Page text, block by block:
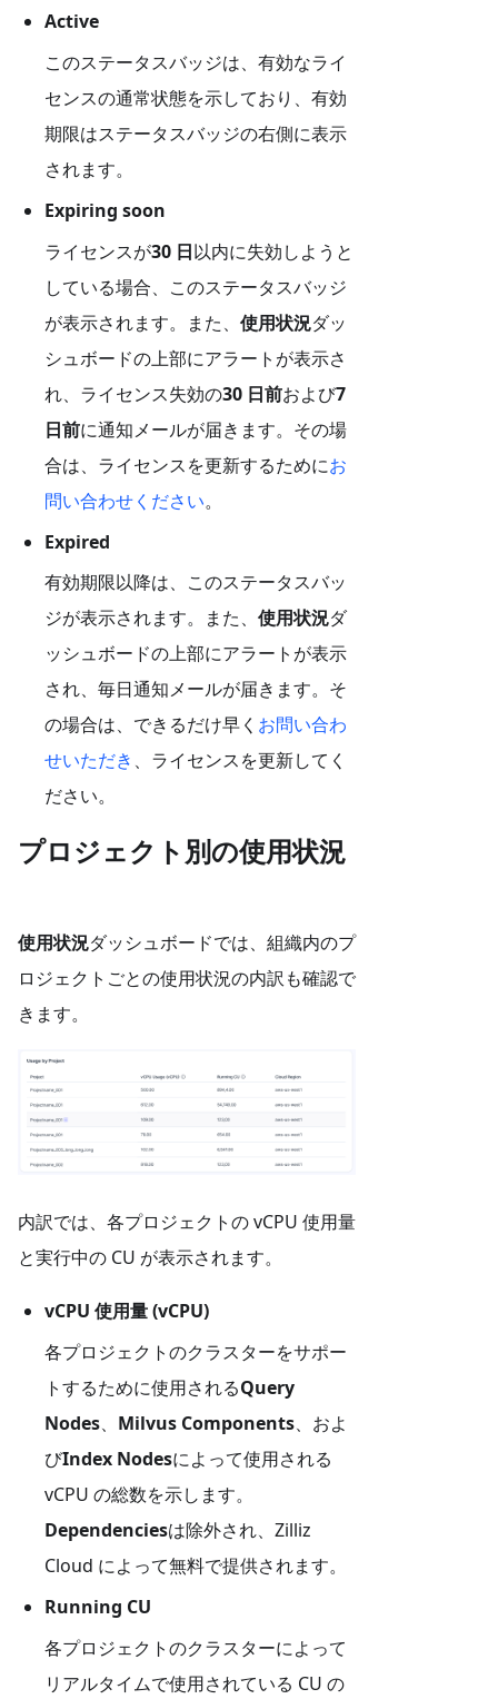
Active
このステータスバッジは、有効なライ
センスの通常状態を示しており、有効
期限はステータスバッジの右側に表示
されます。
Expiring soon
ライセンスが30 日以内に失効しようと
している場合、このステータスバッジ
が表示されます。また、 使用状況ダッ
シュボードの上部にアラートが表示さ
れ、ライセンス失効の30 日前および7
日前に通知メールが届きます。その場
合は、ライセンスを更新するためにお
問い合わせください。
Expired
有効期限以降は、このステータスバッ
ジが表示されます。また、 使用状況ダ
ッシュボードの上部にアラートが表示
され、毎日通知メールが届きます。そ
の場合は、できるだけ早く お問い合わ
せいただき 、ライセンスを更新してく
ださい。
プロジェクト別の使用状況
使用状況ダッシュボードでは、組織内のプ
ロジェクトごとの使用状況の内訳も確認で
きます。
内訳では、各プロジェクトの vCPU 使用量
と実行中の CU が表示されます。
vCPU 使用量 (vCPU)
各プロジェクトのクラスターをサポー
トするために使用されるQuery
Nodes、 Milvus Components、およ
びIndex Nodesによって使用される
vCPU の総数を示します。
Dependenciesは除外され、Zilliz
Cloud によって無料で提供されます。
Running CU
各プロジェクトのクラスターによって
リアルタイムで使用されている CU の